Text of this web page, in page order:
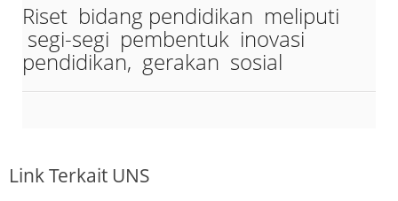
Riset bidang pendidikan meliputi
segi-segi pembentuk inovasi
pendidikan, gerakan sosial
Link Terkait UNS